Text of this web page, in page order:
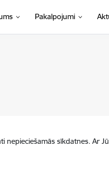
Pakalpojumi
nepieciešamās sīkdatnes. Ar